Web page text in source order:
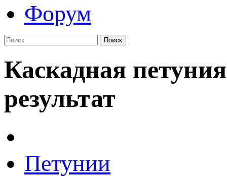
Форум
Поиск
Каскадная
результат
Петунии